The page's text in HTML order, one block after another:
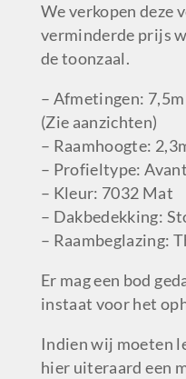
We verkopen deze
verminderde prijs
de toonzaal.
– Afmetingen:
(Zie aanzichten)
– Raamhoogte:
– Profieltype:
– Kleur: 7032 Mat
– Dakbedekking:
– Raambeglazing:
Er mag een bod
instaat voor het
Indien wij moeten
hier uiteraard een